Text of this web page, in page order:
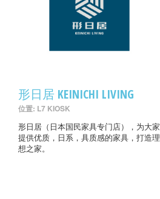
形日居 KEINICHI LIVING
位置: L7 KIOSK
形日居（日本国民家具专门店），为大家
提供优质，日系，具质感的家具，打造理
想之家。